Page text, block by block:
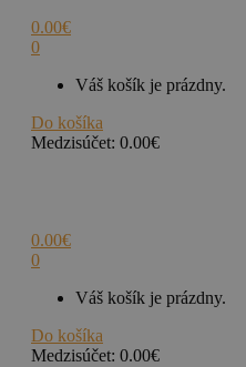
0.00€
0
Váš košík je prázdny.
Do košíka
Medzisúčet: 0.00€
0.00€
0
Váš košík je prázdny.
Do košíka
Medzisúčet: 0.00€